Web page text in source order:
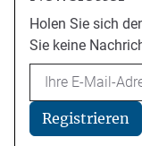
Holen Sie sich
Sie keine
Email
Registrieren